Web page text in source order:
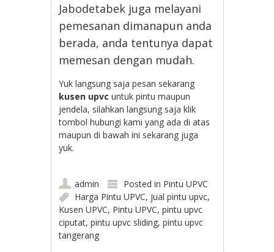
Jabodetabek juga melayani
pemesanan dimanapun anda
berada, anda tentunya dapat
memesan dengan mudah.
Yuk langsung saja pesan sekarang
kusen upvc untuk pintu maupun
jendela, silahkan langsung saja klik
tombol hubungi kami yang ada di atas
maupun di bawah ini sekarang juga
yuk.
admin Posted in Pintu UPVC
Harga Pintu UPVC, jual pintu upvc,
Kusen UPVC, Pintu UPVC,pintu upvc
ciputat,pintu upvc sliding,pintu upvc
tangerang